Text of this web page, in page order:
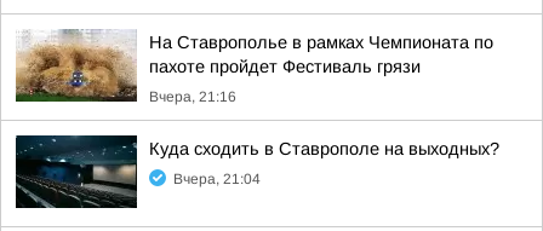
На Ставрополье в рамках Чемпионата по
пахоте пройдет Фестиваль грязи
Вчера, 21:16
Куда сходить в Ставрополе на выходных?
Вчера, 21:04